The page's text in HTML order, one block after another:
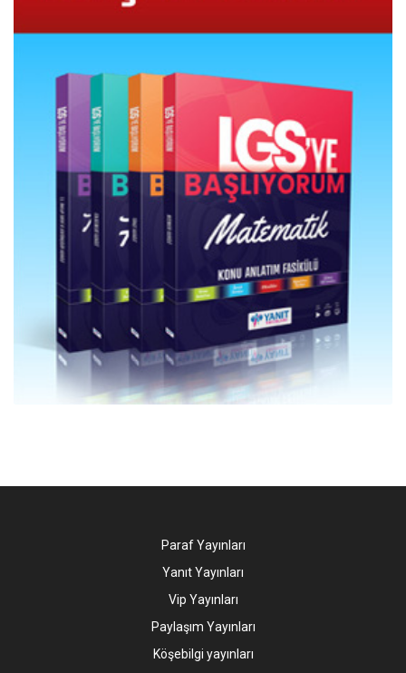
Paraf Yayınları
Yanıt Yayınları
Vip Yayınları
Paylaşım Yayınları
Köşebilgi yayınları